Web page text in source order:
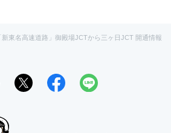
新東名高速道路」御殿場JCTから三ヶ日JCT 開通情報